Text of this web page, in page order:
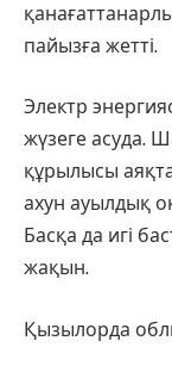
пайызға жетті.
Электр
жүзеге асуда.
құрылысы
ахун ауылдық
Басқа да игі
жақын.
Қызылорда